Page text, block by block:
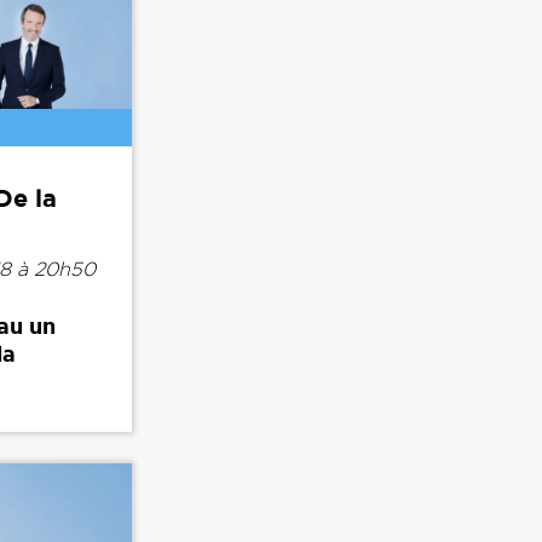
la
à 20h50
un